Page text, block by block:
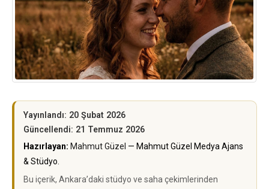
Yayınlandı: 20 Şubat 2026
Güncellendi: 21 Temmuz 2026
Hazırlayan: Mahmut Güzel — Mahmut Güzel Medya Ajans
& Stüdyo.
Bu içerik, Ankara’daki stüdyo ve saha çekimlerinden